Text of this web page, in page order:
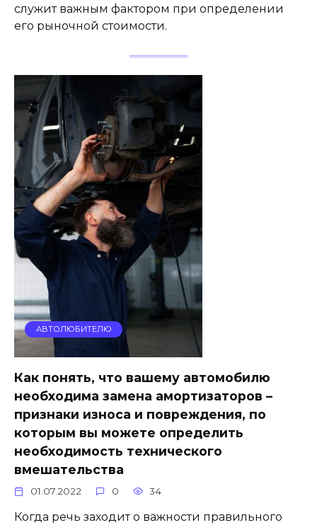
служит важным фактором при определении
его рыночной стоимости.
АВТОЛЮБИТЕЛЮ
Как понять, что вашему автомобилю
необходима замена амортизаторов –
признаки износа и повреждения, по
которым вы можете определить
необходимость технического
вмешательства
01.07.2022 0 34
Когда речь заходит о важности правильного